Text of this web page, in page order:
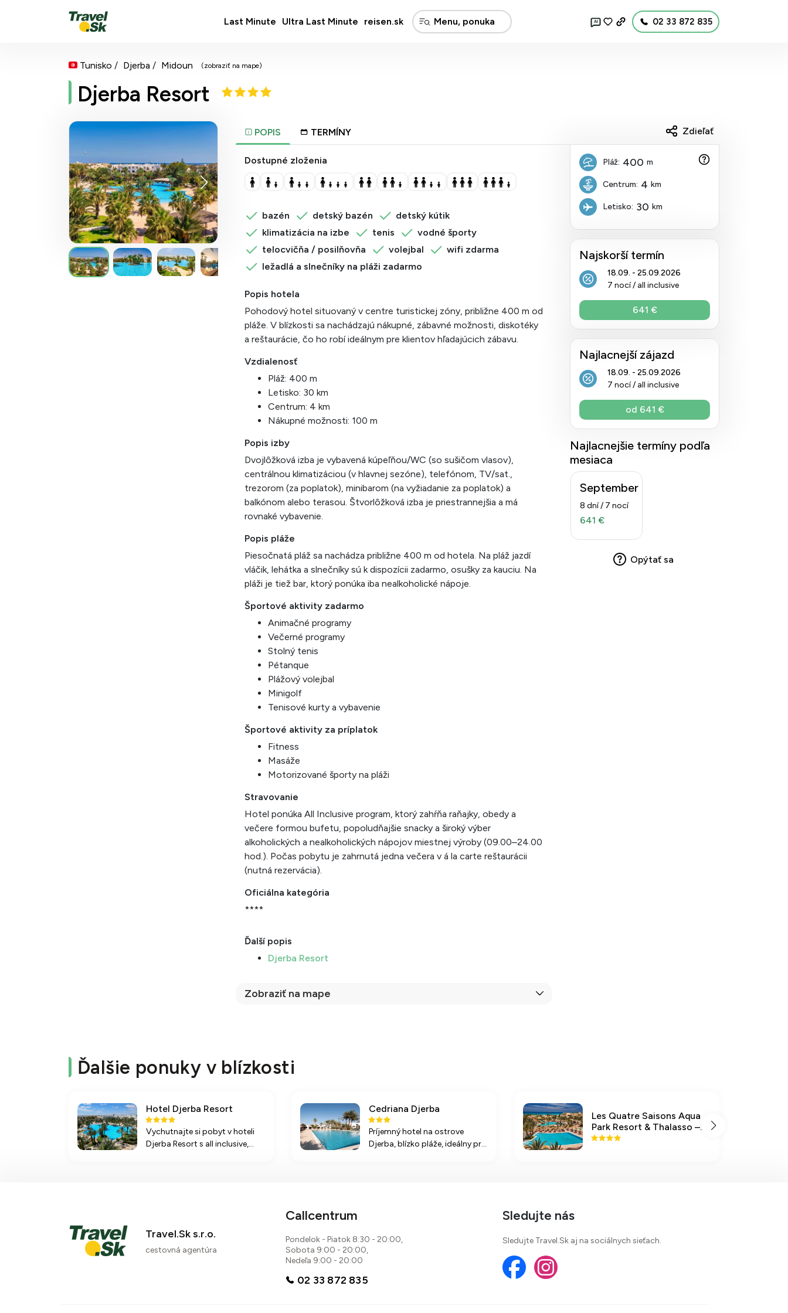
Last Minute Ultra Last Minute reisen.sk AI 02 33 872 835
Tunisko Djerba Midoun (zobraziť na mape)
Djerba Resort
POPIS TERMÍNY
Dostupné zloženia
bazén detský bazén
detský kútik
klimatizácia na izbe
tenis
vodné športy
telocvičňa / posilňovňa
volejbal
wifi zdarma
ležadlá a slnečníky na pláži zadarmo
Popis hotela
Pohodový hotel situovaný v centre turistickej zóny, približne 400 m od
pláže. V blízkosti sa nachádzajú nákupné, zábavné možnosti, diskotéky
a reštaurácie, čo ho robí ideálnym pre klientov hľadajúcich zábavu.
Vzdialenosť
Pláž: 400 m
Letisko: 30 km
Centrum: 4 km
Nákupné možnosti: 100 m
Popis izby
Dvojlôžková izba je vybavená kúpeľňou/WC (so sušičom vlasov),
centrálnou klimatizáciou (v hlavnej sezóne), telefónom, TV/sat.,
trezorom (za poplatok), minibarom (na vyžiadanie za poplatok) a
balkónom alebo terasou. Štvorlôžková izba je priestrannejšia a má
rovnaké vybavenie.
Popis pláže
Piesočnatá pláž sa nachádza približne 400 m od hotela. Na pláž jazdí
vláčik, lehátka a slnečníky sú k dispozícii zadarmo, osušky za kauciu. Na
pláži je tiež bar, ktorý ponúka iba nealkoholické nápoje.
Športové aktivity zadarmo
Animačné programy
Večerné programy
Stolný tenis
Pétanque
Plážový volejbal
Minigolf
Tenisové kurty a vybavenie
Športové aktivity za príplatok
Fitness
Masáže
Motorizované športy na pláži
Stravovanie
Hotel ponúka All Inclusive program, ktorý zahŕňa raňajky, obedy a
večere formou bufetu, popoludňajšie snacky a široký výber
alkoholických a nealkoholických nápojov miestnej výroby (09.00–24.00
hod.). Počas pobytu je zahrnutá jedna večera v á la carte reštaurácii
(nutná rezervácia).
Oficiálna kategória
****
Ďalší popis
Djerba Resort
Zobraziť na mape
Zdieľať
Pláž: 400 m
Centrum: 4 km
Letisko: 30 km
Najskorší termín
18.09. - 25.09.2026
7 nocí / all inclusive
641 €
Najlacnejší zájazd
18.09. - 25.09.2026
7 nocí / all inclusive
od 641 €
Najlacnejšie termíny podľa
mesiaca
September
8 dní / 7 nocí
641 €
Opýtať sa
Ďalšie ponuky v blízkosti
Hotel Djerba Resort
Vychutnajte si pobyt v hoteli
Djerba Resort s all inclusive,
Cedriana Djerba
Príjemný hotel na ostrove
Djerba, blízko pláže, ideálny pre
Les Quatre Saisons Aqua
Park Resort & Thalasso –
by Medina Hotels
Travel.Sk s.r.o.
cestovná agentúra
Callcentrum
Pondelok - Piatok 8:30 - 20:00,
Sobota 9:00 - 20:00,
Nedeľa 9:00 - 20:00
02 33 872 835
Sledujte nás
Sledujte Travel.Sk aj na sociálnych sieťach.